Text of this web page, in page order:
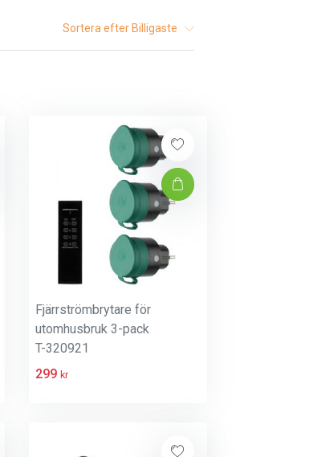
Sortera efter Billigaste
Fjärrströmbrytare för
utomhusbruk 3-pack
T-320921
299 kr